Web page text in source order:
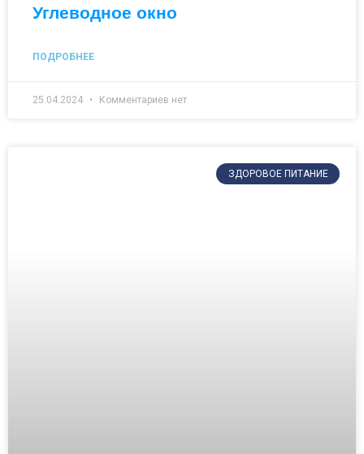
Углеводное окно
ПОДРОБНЕЕ
25.04.2024 Комментариев нет
ЗДОРОВОЕ ПИТАНИЕ